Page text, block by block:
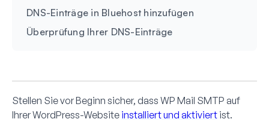
DNS-Einträge in Bluehost hinzufügen
Überprüfung Ihrer DNS-Einträge
Stellen Sie vor Beginn sicher, dass WP Mail SMTP auf
Ihrer WordPress-Website installiert und aktiviert ist.